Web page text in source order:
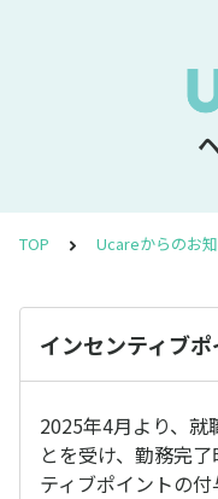
TOP Ucareからのお
インセンティブ
2025年4月より、就
とを受け、勤務完
ティブポイントの付